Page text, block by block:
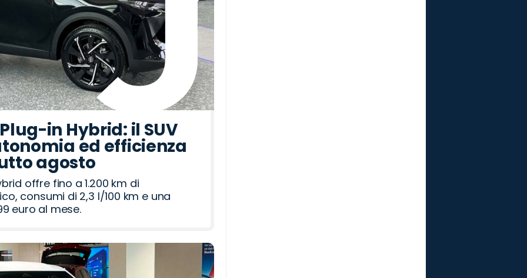
in Hybrid: il SUV
ed efficienza
agosto
offre fino a 1.200 km di
consumi di 2,3 l/100 km e una
euro al mese.